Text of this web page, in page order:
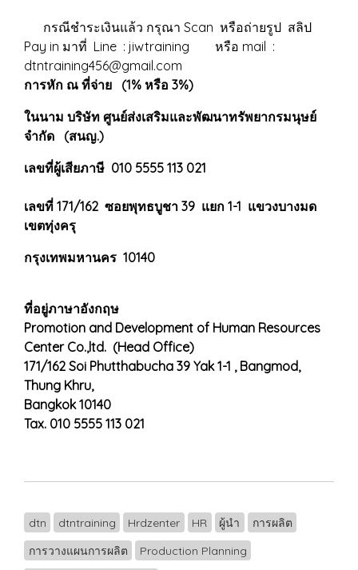
กรณีชำระเงินแล้ว กรุณา Scan หรือถ่ายรูป สลิป
Pay in มาที่ Line : jiwtraining หรือ mail :
dtntraining456@gmail.com
การหัก ณ ที่จ่าย (1% หรือ 3%)
ในนาม บริษัท ศูนย์ส่งเสริมและพัฒนาทรัพยากรมนุษย์
จำกัด (สนญ.)
เลขที่ผู้เสียภาษี 010 5555 113 021
เลขที่ 171/162 ซอยพุทธบูชา 39 แยก 1-1 แขวงบางมด
เขตทุ่งครุ
กรุงเทพมหานคร 10140
ที่อยู่ภาษาอังกฤษ
Promotion and Development of Human Resources
Center Co.,ltd. (Head Office)
171/162 Soi Phutthabucha 39 Yak 1-1 , Bangmod,
Thung Khru,
Bangkok 10140
Tax. 010 5555 113 021
dtn dtntraining Hrdzenter HR ผู้นำ
การผลิต
การวางแผนการผลิต
Production Planning